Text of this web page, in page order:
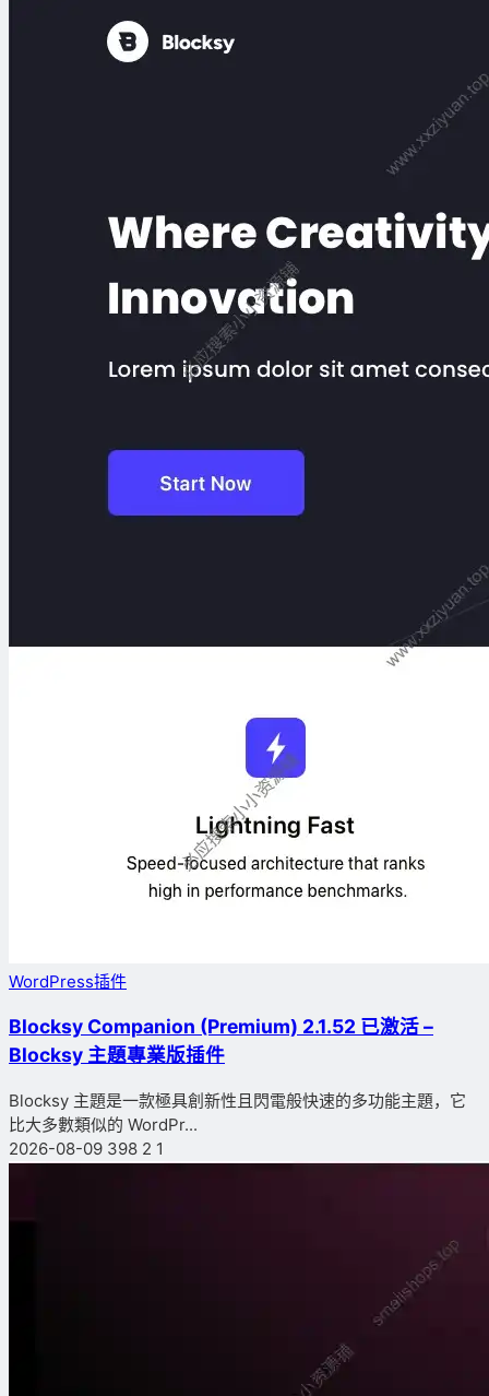
WordPress插件
Blocksy Companion (Premium) 2.1.52 已激活 –
Blocksy 主題專業版插件
Blocksy 主題是一款極具創新性且閃電般快速的多功能主題，它
比大多數類似的 WordPr...
2026-08-09 398 2 1